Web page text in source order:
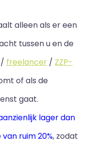
alleen als er een
tussen u en de
/ freelancer / ZZP-
of als de
gaat.
lager dan
ruim 20%, zodat